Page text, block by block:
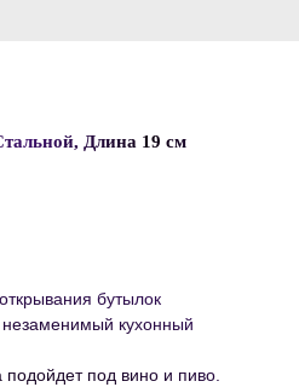
Длина 19 см
бутылок
кухонный
под вино и пиво.